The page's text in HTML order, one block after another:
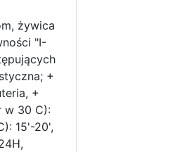
żywica
"I-
+
+
w 30 C):
15'-20',